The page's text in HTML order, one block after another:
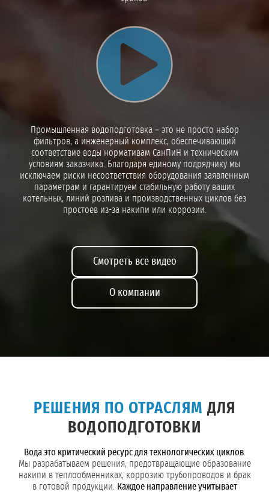
Воспроизвести видео
Промышленная водоподготовка – это не просто набор
фильтров, а инженерный комплекс, обеспечивающий
соответствие воды нормативам СанПиН и техническим
условиям заказчика. Благодаря единому подрядчику мы
исключаем риски несоответствия оборудования заявленным
параметрам и гарантируем стабильную работу ваших
котельных, линий розлива и производственных циклов без
простоев из-за накипи или коррозии.
Смотреть все видео
О компании
РЕШЕНИЯ ПО ОТРАСЛЯМ ДЛЯ
ВОДОПОДГОТОВКИ
Вода это критический ресурс для технологических циклов.
Мы разрабатываем решения, предотвращающие образование
накипи в теплообменниках, коррозию трубопроводов и брак
в готовой продукции. Каждое направление учитывает